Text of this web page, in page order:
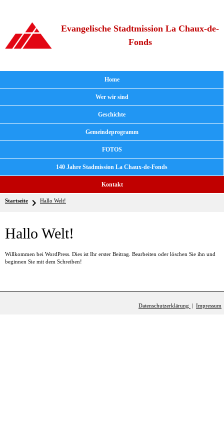
Evangelische Stadtmission La Chaux-de-
Fonds
Home
Wer wir sind
Geschichte
Gemeindeprogramm
FOTOS
140 Jahre Stadmission La Chaux-de-Fonds
Kontakt
Startseite Hallo Welt!
Hallo Welt!
Willkommen bei WordPress. Dies ist Ihr erster Beitrag. Bearbeiten oder löschen Sie ihn und
beginnen Sie mit dem Schreiben!
Datenschutzerklärung Impressum